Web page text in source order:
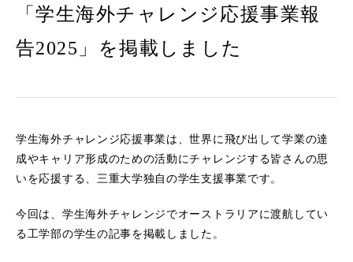
「学生海外チャレンジ応援事業報
告2025」を掲載しました
学生海外チャレンジ応援事業は、世界に飛び出して学業の達
成やキャリア形成のための活動にチャレンジする皆さんの思
いを応援する、三重大学独自の学生支援事業です。
今回は、学生海外チャレンジでオーストラリアに渡航してい
る工学部の学生の記事を掲載しました。